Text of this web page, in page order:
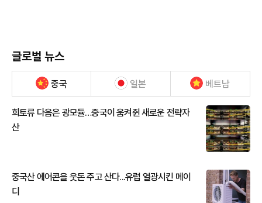
글로벌 뉴스
중국 일본 베트남
희토류 다음은 광모듈…중국이 움켜쥔 새로운 전략자
산
중국산 에어콘을 웃돈 주고 산다...유럽 열광시킨 메이
디